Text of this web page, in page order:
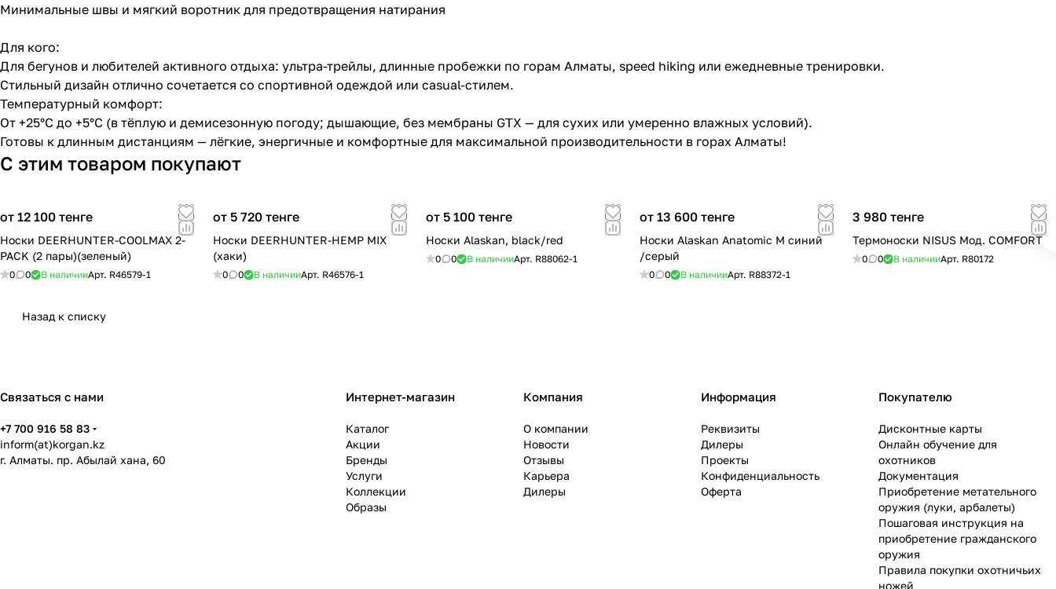
Минимальные швы и мягкий воротник для предотвращения натирания
Для кого:
Для бегунов и любителей активного отдыха: ультра-трейлы, длинные пробежки по горам Алматы, speed hiking или ежедневные тренировки.
Стильный дизайн отлично сочетается со спортивной одеждой или casual-стилем.
Температурный комфорт:
От +25°C до +5°C (в тёплую и демисезонную погоду; дышающие, без мембраны GTX — для сухих или умеренно влажных условий).
Готовы к длинным дистанциям — лёгкие, энергичные и комфортные для максимальной производительности в горах Алматы!
С этим товаром покупают
от 12 100 тенге
Носки DEERHUNTER-COOLMAX 2-
PACK (2 пары)(зеленый)
0 0 В наличииАрт. R46579-1
от 5 720 тенге
Носки DEERHUNTER-HEMP MIX
(хаки)
0 0 В наличииАрт. R46576-1
от 5 100 тенге
Носки Alaskan, black/red
0 0 В наличииАрт. R88062-1
от 13 600 тенге
Носки Alaskan Anatomic M cиний
/cерый
0 0 В наличииАрт. R88372-1
3 980 тенге
Термоноски NISUS Мод. COMFORT
0 0 В наличииАрт. R80172
Назад к списку
Связаться с нами
+7 700 916 58 83
inform(at)korgan.kz
г. Алматы. пр. Абылай хана, 60
Интернет-магазин
Каталог
Акции
Бренды
Услуги
Коллекции
Образы
Компания
О компании
Новости
Отзывы
Карьера
Дилеры
Информация
Реквизиты
Дилеры
Проекты
Конфиденциальность
Оферта
Покупателю
Дисконтные карты
Онлайн обучение для
охотников
Документация
Приобретение метательного
оружия (луки, арбалеты)
Пошаговая инструкция на
приобретение гражданского
оружия
Правила покупки охотничьих
ножей